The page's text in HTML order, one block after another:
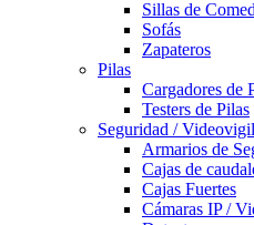
Sillas de
Sofás
Zapateros
Pilas
Cargadores de
Testers de Pilas
Seguridad /
Armarios de
Cajas de
Cajas Fuertes
Cámaras IP /